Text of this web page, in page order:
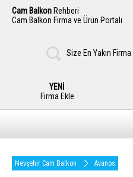
Cam Balkon Rehberi
Cam Balkon Firma ve Ürün Portalı
Size En Yakın Firma
YENİ
Firma Ekle
Nevşehir Cam Balkon Avanos